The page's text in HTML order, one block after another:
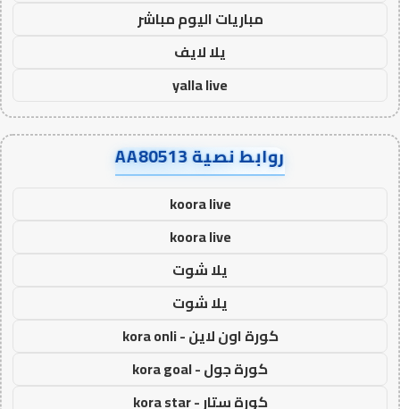
مباريات اليوم مباشر
يلا لايف
yalla live
روابط نصية AA80513
koora live
koora live
يلا شوت
يلا شوت
كورة اون لاين - kora onli
كورة جول - kora goal
كورة ستار - kora star